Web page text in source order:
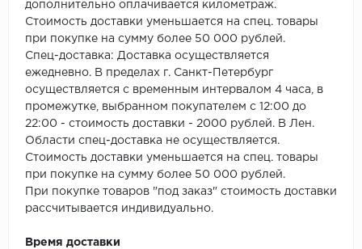
дополнительно оплачивается километраж.
Стоимость доставки уменьшается на спец. товары
при покупке на сумму более 50 000 рублей.
Спец-доставка: Доставка осуществляется
ежедневно. В пределах г. Санкт-Петербург
осуществляется с временным интервалом 4 часа, в
промежутке, выбранном покупателем с 12:00 до
22:00 - стоимость доставки - 2000 рублей. В Лен.
Области спец-доставка не осуществляется.
Стоимость доставки уменьшается на спец. товары
при покупке на сумму более 50 000 рублей.
При покупке товаров "под заказ" стоимость доставки
рассчитывается индивидуально.
Время доставки